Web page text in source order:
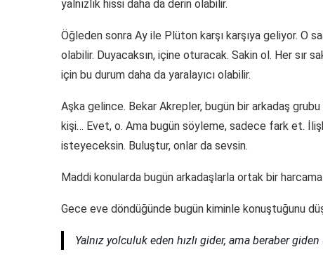
yalnızlık hissi daha da derin olabilir.
Öğleden sonra Ay ile Plüton karşı karşıya geliyor. O
olabilir. Duyacaksın, içine oturacak. Sakin ol. Her sır
için bu durum daha da yaralayıcı olabilir.
Aşka gelince. Bekar Akrepler, bugün bir arkadaş
kişi… Evet, o. Ama bugün söyleme, sadece fark et.
isteyeceksin. Buluştur, onlar da sevsin.
Maddi konularda bugün arkadaşlarla ortak bir
Gece eve döndüğünde bugün kiminle konuştuğunu
Yalnız yolculuk eden hızlı gider, ama beraber